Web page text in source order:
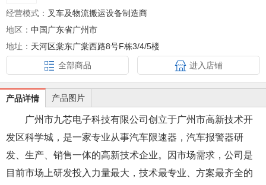
经营模式： 叉车及物流搬运设备制造商
地区： 中国广东省广州市
地址： 天河区棠东广棠西路8号F栋3/4/5楼
全部商品
进入店铺
产品详情 产品图片
广州市九芯电子科技有限公司创立于广州市高新技术开
发区科学城，是一家专业从事汽车限速器，汽车报警器研
发、生产、销售一体的高新技术企业。因市场需求，公司是
目前市场上研发投入力量最大，技术最专业、方案最齐全的